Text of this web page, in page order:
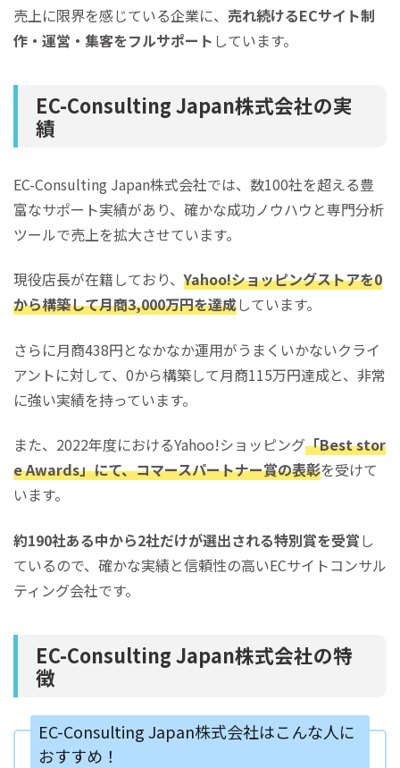
売上に限界を感じている企業に、 売れ続けるECサイト制
作・運営・集客をフルサポート しています。
EC-Consulting Japan株式会社の実
績
EC-Consulting Japan株式会社では、数100社を超える豊
富なサポート実績があり、確かな成功ノウハウと専門分析
ツールで売上を拡大させています。
現役店長が在籍しており、Yahoo!ショッピングストアを0
から構築して月商3,000万円を達成しています。
さらに月商438円となかなか運用がうまくいかないクライ
アントに対して、0から構築して月商115万円達成と、非常
に強い実績を持っています。
また、2022年度におけるYahoo!ショッピング「Best stor
e Awards」にて、コマースパートナー賞の表彰を受けて
います。
約190社ある中から2社だけが選出される特別賞を受賞 し
ているので、確かな実績と信頼性の高いECサイトコンサル
ティング会社です。
EC-Consulting Japan株式会社の特
徴
EC-Consulting Japan株式会社はこんな人に
おすすめ！